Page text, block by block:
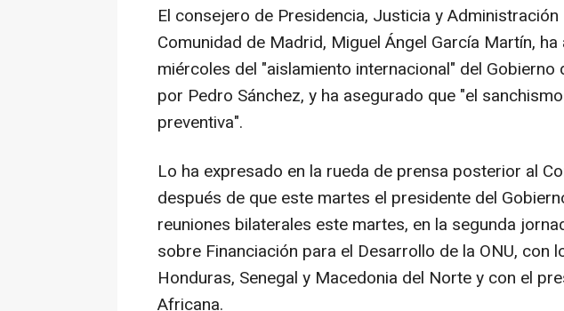
El consejero de Presidencia, Justicia y
Comunidad de Madrid, Miguel Ángel García Martín,
miércoles del "aislamiento internacional" del Gobierno
por Pedro Sánchez, y ha asegurado que "el
preventiva".
Lo ha expresado en la rueda de prensa posterior al
después de que este martes el presidente del
reuniones bilaterales este martes, en la segunda
sobre Financiación para el Desarrollo de la ONU, con
Honduras, Senegal y Macedonia del Norte y con el
Africana.